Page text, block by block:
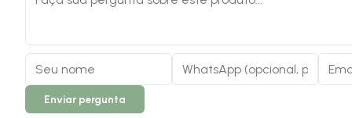
Enviar pergunta